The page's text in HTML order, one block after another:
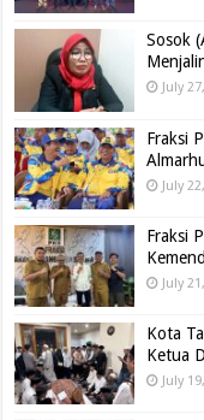
Sosok
July
Fraksi
July
Fraksi
July
Kota
Ketua
July